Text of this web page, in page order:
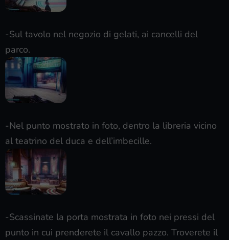
-Sul tavolo nel negozio di gelati, ai cancelli del
parco.
-Nel punto mostrato in foto, dentro la libreria vicino
al teatrino del duca e dell’imbecille.
-Scassinate la porta mostrata in foto nei pressi del
punto in cui prenderete il cavallo pazzo. Troverete il